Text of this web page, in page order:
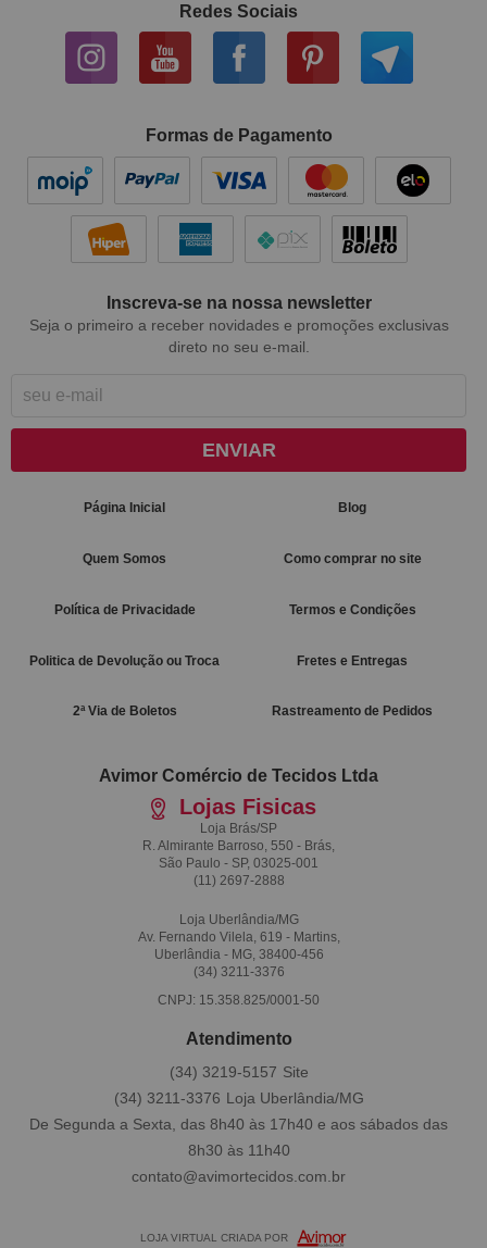
Redes Sociais
Formas de Pagamento
Inscreva-se na nossa newsletter
Seja o primeiro a receber novidades e promoções exclusivas
direto no seu e-mail.
ENVIAR
Página Inicial Blog
Quem Somos Como comprar no site
Política de Privacidade Termos e Condições
Politica de Devolução ou Troca Fretes e Entregas
2ª Via de Boletos Rastreamento de Pedidos
Avimor Comércio de Tecidos Ltda
Lojas Fisicas
Loja Brás/SP
R. Almirante Barroso, 550 - Brás,
São Paulo - SP, 03025-001
(11) 2697-2888
Loja Uberlândia/MG
Av. Fernando Vilela, 619 - Martins,
Uberlândia - MG, 38400-456
(34) 3211-3376
CNPJ: 15.358.825/0001-50
Atendimento
(34) 3211-3376
(34) 3219-5157
De Segunda a Sexta, das 8h40 às 17h40 e aos sábados das
8h30 às 11h40
contato@avimortecidos.com.br
LOJA VIRTUAL CRIADA POR